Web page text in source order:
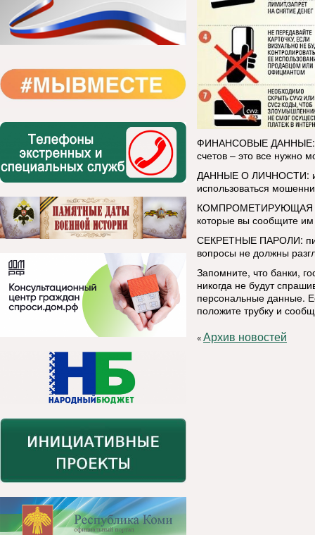
ФИНАНСОВЫЕ ДАННЫЕ:
счетов – это все нужно
ДАННЫЕ О ЛИЧНОСТИ:
использоваться
КОМПРОМЕТИРУЮЩАЯ
которые вы сообщите
СЕКРЕТНЫЕ ПАРОЛИ:
вопросы не должны
Запомните, что банки,
никогда не будут
персональные данные.
положите трубку и
«Архив новостей